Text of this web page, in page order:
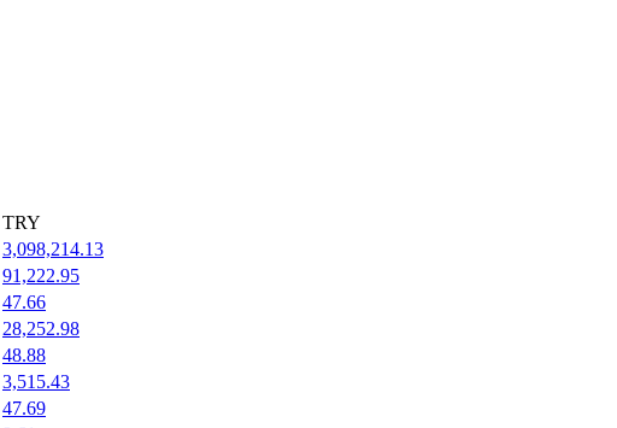
TRY
3,098,214.13
91,222.95
47.66
28,252.98
48.88
3,515.43
47.69